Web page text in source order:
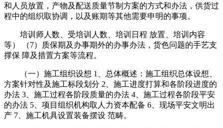
和人员放置，产物及配送质量节制方案的方式和办法，供货过
程中的组织取协调，以及账期等其他需要申明的事项。
培训师人数、受培训人数、培训日程 放置、培训内容
等） （7）质保期及办事期外的办事办法，货色问题的手艺支
撑保 障及措置方案等流程。
（一）施工组织设想 1、总体概述：施工组织总体设想、
方案针对性及施工标段划分 2、施工进度打算和各阶段进度的
办法 3、施工过程各阶段质量的办法 4、施工过程各阶段平安
的办法 5、项目组织机构取人力资本配备 6、现场平安文明出
产 7、施工机具设置装备摆设 范畴。